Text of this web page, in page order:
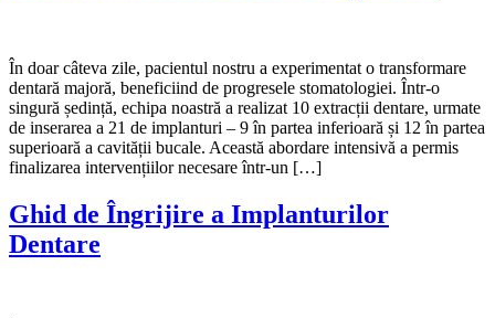
În doar câteva zile, pacientul nostru a experimentat o transformare
dentară majoră, beneficiind de progresele stomatologiei. Într-o
singură ședință, echipa noastră a realizat 10 extracții dentare, urmate
de inserarea a 21 de implanturi – 9 în partea inferioară și 12 în partea
superioară a cavității bucale. Această abordare intensivă a permis
finalizarea intervențiilor necesare într-un […]
Ghid de Îngrijire a Implanturilor
Dentare